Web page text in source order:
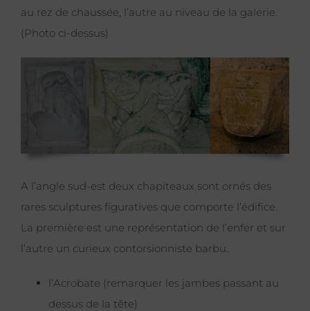
au rez de chaussée, l’autre au niveau de la galerie.
(Photo ci-dessus)
A l’angle sud-est deux chapiteaux sont ornés des
rares sculptures figuratives que comporte l’édifice.
La première est une représentation de l’enfer et sur
l’autre un curieux contorsionniste barbu.
l’Acrobate (remarquer les jambes passant au
dessus de la tête)